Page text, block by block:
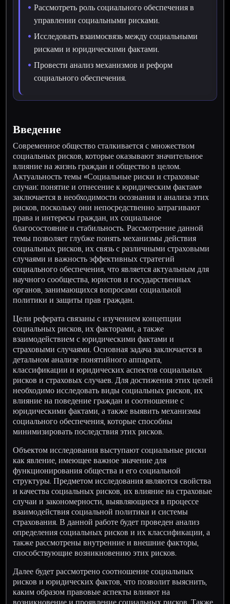
Рассмотреть роль социального обеспечения в
управлении социальными рисками.
Исследовать взаимосвязь между социальными
рисками и юридическими фактами.
Провести анализ механизмов и реформ
социального обеспечения.
Введение
Современное общество сталкивается с множеством
социальных рисков, которые оказывают значительное
влияние на жизнь граждан и общество в целом.
Актуальность темы «Социальные риски и страховые
случаи: понятие и отнесение к юридическим фактам»
заключается в необходимости осознания и анализа этих
рисков, поскольку они непосредственно затрагивают
права и интересы граждан, их социальное
благосостояние и стабильность. Рассмотрение данной
темы позволяет глубже понять механизмы действия
социальных рисков, их связь с различными страховыми
случаями и важность эффективных стратегий
социального обеспечения, что является актуальным для
научного сообщества, юристов и государственных
органов, занимающихся вопросами социальной
политики и защиты прав граждан.
Цели реферата связаны с изучением концепции
социальных рисков, их факторами, а также
взаимодействием с юридическими фактами и
страховыми случаями. Основная задача заключается в
детальном анализе понятийного аппарата,
классификации и юридических аспектов социальных
рисков и страховых случаев. Для достижения этих целей
необходимо исследовать виды социальных рисков, их
влияние на поведение граждан и соотношение с
юридическими фактами, а также выявить механизмы
социального обеспечения, которые способны
минимизировать последствия этих рисков.
Объектом исследования выступают социальные риски
как явление, имеющее важное значение для
функционирования общества и его социальной
структуры. Предметом исследования являются свойства
и качества социальных рисков, их влияние на страховые
случаи и закономерности, выявляющиеся в процессе
взаимодействия социальной политики и системы
страхования. В данной работе будет проведен анализ
определения социальных рисков и их классификации, а
также рассмотрены внутренние и внешние факторы,
способствующие возникновению этих рисков.
Далее будет рассмотрено соотношение социальных
рисков и юридических фактов, что позволит выяснить,
каким образом правовые аспекты влияют на